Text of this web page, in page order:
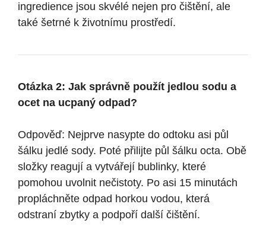
ingredience jsou skvélé nejen pro čištění, ale
také šetrné k životnímu prostředí.
Otázka 2: Jak správně použít jedlou sodu a
ocet na ucpaný odpad?
Odpověď: Nejprve nasypte do odtoku asi půl
šálku jedlé sody. Poté přilijte půl šálku octa. Obě
složky reagují a vytvářejí bublinky, které
pomohou uvolnit nečistoty. Po asi 15 minutách
propláchněte odpad horkou vodou, která
odstraní zbytky a podpoří další čištění.